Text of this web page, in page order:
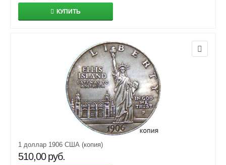
КУПИТЬ
1 доллар 1906 США (копия)
510,00 руб.